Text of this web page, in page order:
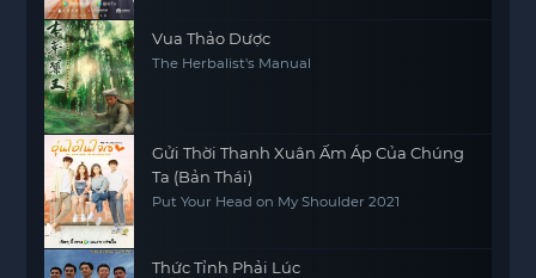
Vua Thảo Dược
The Herbalist's Manual
Gửi Thời Thanh Xuân Ấm Áp Của Chúng
Ta (Bản Thái)
Put Your Head on My Shoulder 2021
Thức Tỉnh Phải Lúc